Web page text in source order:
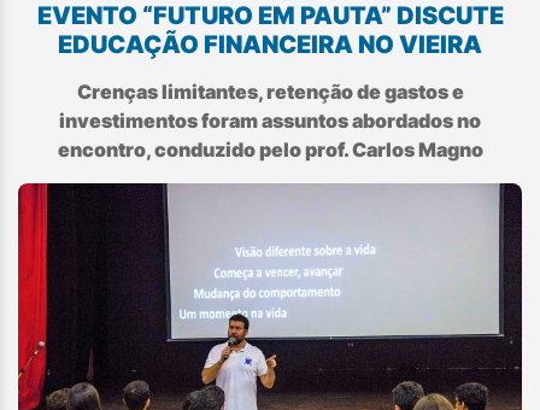
EVENTO “FUTURO EM PAUTA” DISCUTE
EDUCAÇÃO FINANCEIRA NO VIEIRA
Crenças limitantes, retenção de gastos e
investimentos foram assuntos abordados no
encontro, conduzido pelo prof. Carlos Magno